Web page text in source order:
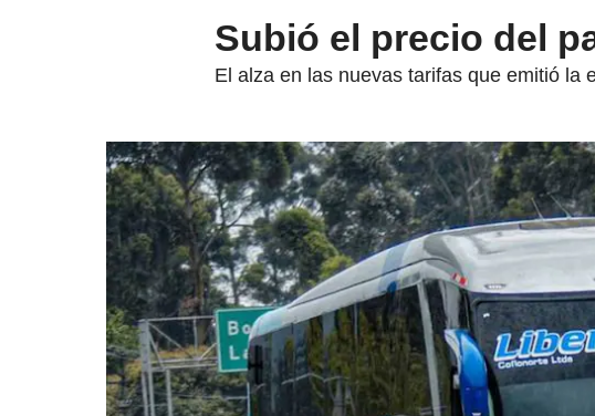
Subió el precio del
El alza en las nuevas tarifas que emitió la